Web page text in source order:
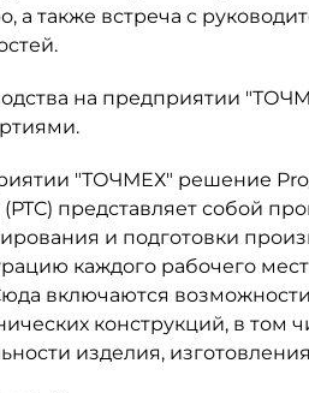
а также встреча с
на предприятии
"ТОЧМЕХ" решение
представляет собой
и подготовки
каждого рабочего
включаются
конструкций, в
изделия,